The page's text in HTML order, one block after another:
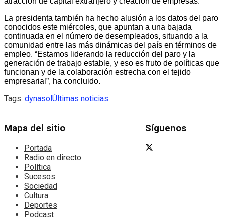
La presidenta también ha hecho alusión a los datos del paro
conocidos este miércoles, que apuntan a una bajada
continuada en el número de desempleados, situando a la
comunidad entre las más dinámicas del país en términos de
empleo. “Estamos liderando la reducción del paro y la
generación de trabajo estable, y eso es fruto de políticas que
funcionan y de la colaboración estrecha con el tejido
empresarial”, ha concluido.
Tags: dynasol Últimas noticias
Mapa del sitio
Portada
Radio en directo
Política
Sucesos
Sociedad
Cultura
Deportes
Podcast
Síguenos